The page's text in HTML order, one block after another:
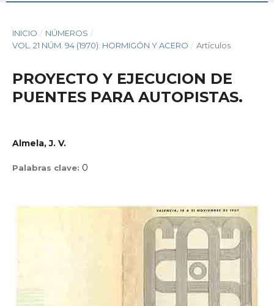
INICIO / NÚMEROS /
VOL. 21 NÚM. 94 (1970): HORMIGÓN Y ACERO / Artículos
PROYECTO Y EJECUCION DE
PUENTES PARA AUTOPISTAS.
Almela, J. V.
Palabras clave: 0